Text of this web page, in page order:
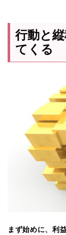
行動と
てくる
まず始めに、利